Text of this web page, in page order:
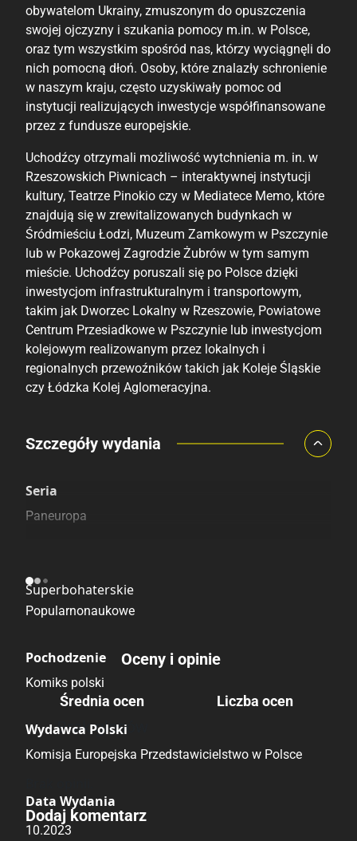
obywatelom Ukrainy, zmuszonym do opuszczenia
swojej ojczyzny i szukania pomocy m.in. w Polsce,
oraz tym wszystkim spośród nas, którzy wyciągnęli do
nich pomocną dłoń. Osoby, które znalazły schronienie
w naszym kraju, często uzyskiwały pomoc od
instytucji realizujących inwestycje współfinansowane
przez z fundusze europejskie.
Uchodźcy otrzymali możliwość wytchnienia m. in. w
Rzeszowskich Piwnicach – interaktywnej instytucji
kultury, Teatrze Pinokio czy w Mediatece Memo, które
znajdują się w zrewitalizowanych budynkach w
Śródmieściu Łodzi, Muzeum Zamkowym w Pszczynie
lub w Pokazowej Zagrodzie Żubrów w tym samym
mieście. Uchodźcy poruszali się po Polsce dzięki
inwestycjom infrastrukturalnym i transportowym,
takim jak Dworzec Lokalny w Rzeszowie, Powiatowe
Centrum Przesiadkowe w Pszczynie lub inwestycjom
kolejowym realizowanym przez lokalnych i
regionalnych przewoźników takich jak Koleje Śląskie
czy Łódzka Kolej Aglomeracyjna.
Porównaj ceny
Szczegóły wydania
Seria
Paneuropa
Superbohaterskie
Popularnonaukowe
Pochodzenie
Komiks polski
Wydawca Polski
Komisja Europejska Przedstawicielstwo w Polsce
Data Wydania
10.2023
Oceny i opinie
Średnia ocen
Brak głosów
Liczba ocen
Dodaj komentarz